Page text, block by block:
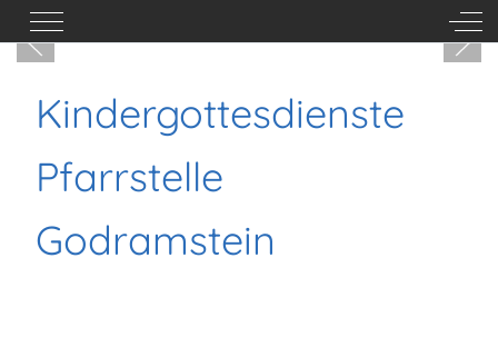
Mobile Menu Toggle Off-
Kindergottesdienste
Pfarrstelle
Godramstein